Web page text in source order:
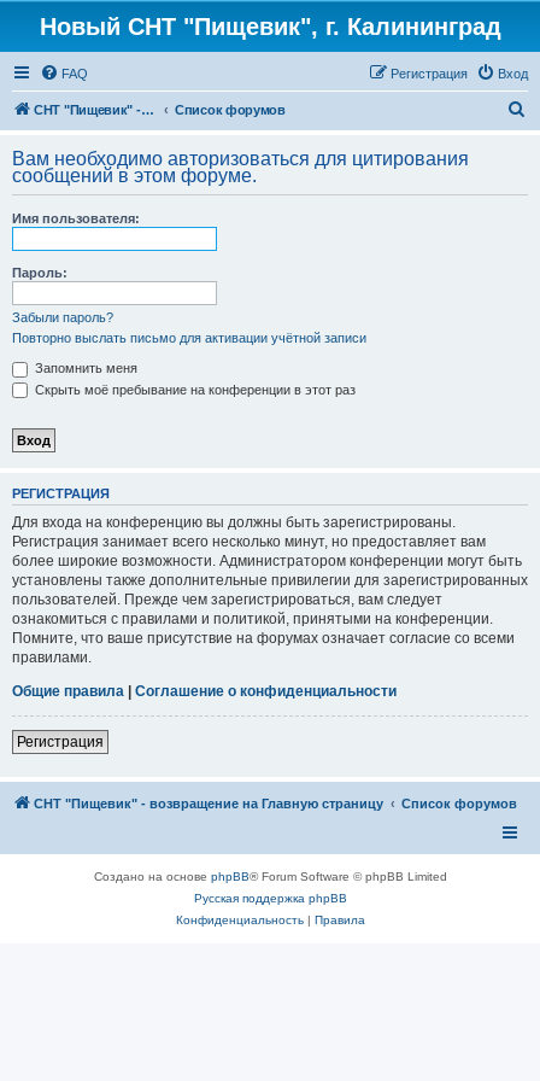
Новый СНТ "Пищевик", г. Калининград
FAQ Вход
Регистрация
СНТ "Пищевик" - возвращение на Главную страницу Список форумов
с
Вам необходимо авторизоваться для цитирования
сообщений в этом форуме.
Имя пользователя:
Пароль:
Забыли пароль?
Повторно выслать письмо для активации учётной записи
Запомнить меня
Скрыть моё пребывание на конференции в этот раз
РЕГИСТРАЦИЯ
Для входа на конференцию вы должны быть зарегистрированы.
Регистрация занимает всего несколько минут, но предоставляет вам
более широкие возможности. Администратором конференции могут быть
установлены также дополнительные привилегии для зарегистрированных
пользователей. Прежде чем зарегистрироваться, вам следует
ознакомиться с правилами и политикой, принятыми на конференции.
Помните, что ваше присутствие на форумах означает согласие со всеми
правилами.
Общие правила | Соглашение о конфиденциальности
Регистрация
СНТ "Пищевик" - возвращение на Главную страницу Список форумов
Создано на основе phpBB® Forum Software © phpBB Limited
Русская поддержка phpBB
Конфиденциальность| Правила